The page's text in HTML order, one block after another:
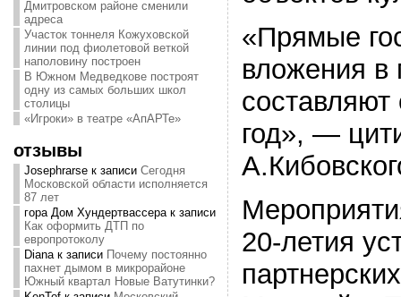
Дмитровском районе сменили
адреса
Участок тоннеля Кожуховской
линии под фиолетовой веткой
наполовину построен
В Южном Медведкове построят
одну из самых больших школ
столицы
«Игроки» в театре «АпАРТе»
отзывы
Josephrarseк записи Сегодня
Московской области исполняется
87 лет
гора Дом Хундертвассерак записи
Как оформить ДТП по
европротоколу
Dianaк записи Почему постоянно
пахнет дымом в микрорайоне
Южный квартал Новые Ватутинки?
«Прямые
вложения в
год», —
20-летия